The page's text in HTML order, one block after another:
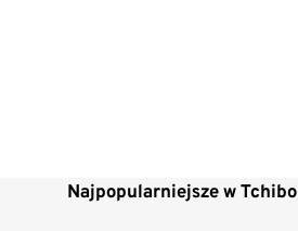
Najpopularniejsze w Tchibo